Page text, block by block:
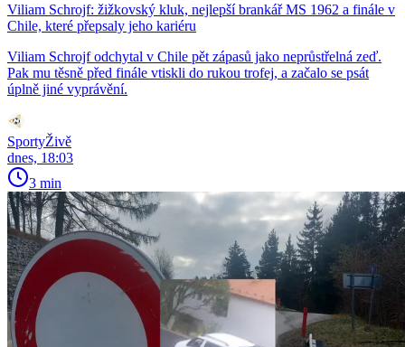
Viliam Schrojf: žižkovský kluk, nejlepší brankář MS 1962 a finále v
Chile, které přepsaly jeho kariéru
Viliam Schrojf odchytal v Chile pět zápasů jako neprůstřelná zeď.
Pak mu těsně před finále vtiskli do rukou trofej, a začalo se psát
úplně jiné vyprávění.
SportyŽivě
dnes, 18:03
3 min